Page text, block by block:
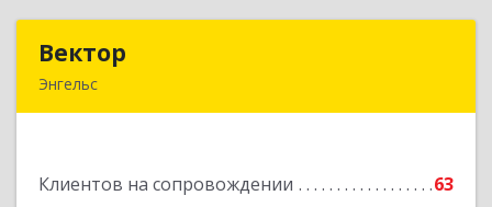
Вектор
Энгельс
Клиентов на сопровождении 63
Подробнее